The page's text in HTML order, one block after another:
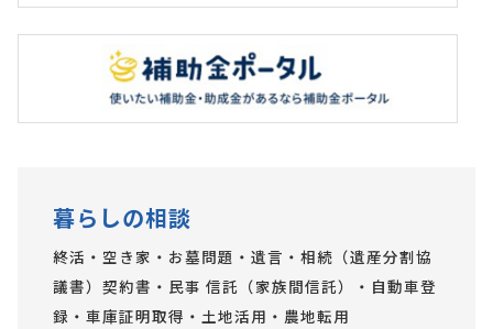
暮らしの相談
終活・空き家・お墓問題・遺言・相続（遺産分割協
議書）契約書・民事 信託（家族間信託）・自動車登
録・車庫証明取得・土地活用・農地転用